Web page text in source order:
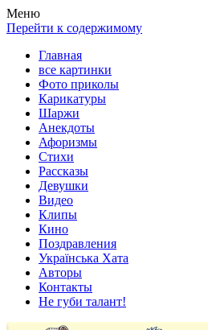
Весела хата — прикольные
клипы!
Покажем всем ваши фото приколы,
рассказы, видео и песни!
Меню
Перейти к содержимому
Главная
все картинки
Фото приколы
Карикатуры
Шаржи
Анекдоты
Афоризмы
Стихи
Рассказы
Девушки
Видео
Клипы
Кино
Поздравления
Українська Хата
Авторы
Контакты
Не губи талант!